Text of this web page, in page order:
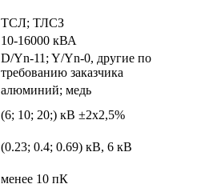
ТСЛ; ТЛСЗ
10-16000 кВА
D/Yn-11; Y/Yn-0, другие по
требованию заказчика
алюминий; медь
(6; 10; 20;) кВ ±2х2,5%
(0.23; 0.4; 0.69) кВ, 6 кВ
менее 10 пК